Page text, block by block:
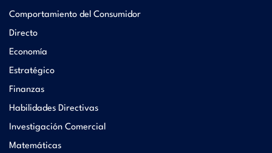
Comportamiento del Consumidor
Directo
Economía
Estratégico
Finanzas
Habilidades Directivas
Investigación Comercial
Matemáticas